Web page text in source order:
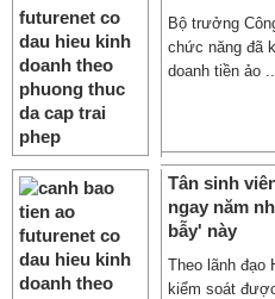
Bộ trưởng
chức năng đã
doanh tiền ảo
Tân sinh
ngay năm
bẫy' này
Theo lãnh đạo
kiểm soát